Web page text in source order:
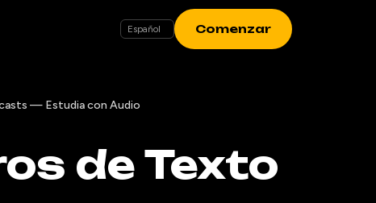
Comenzar
— Estudia con Audio
de Texto